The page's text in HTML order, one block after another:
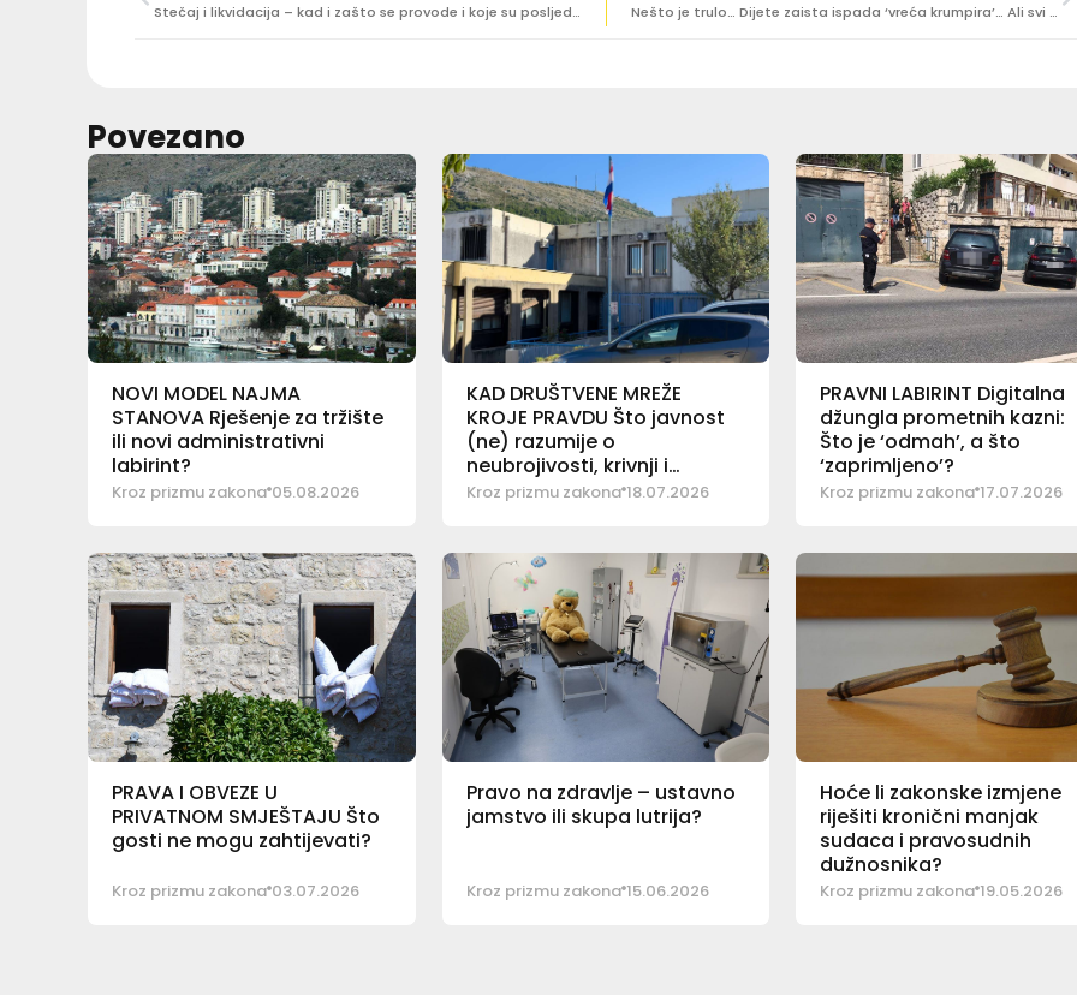
Stečaj i likvidacija – kad i zašto se provode i koje su posljedice? Nešto je trulo… Dijete zaista ispada ‘vreća krumpira’… Ali svi bi trebali ‘flaster na usta’?! I Severina i mediji
Povezano
NOVI MODEL NAJMA
STANOVA Rješenje za tržište
ili novi administrativni
labirint?
Kroz prizmu zakona 05.08.2026
KAD DRUŠTVENE MREŽE
KROJE PRAVDU Što javnost
(ne) razumije o
neubrojivosti, krivnji i
odvojenim postupcima?!
Kroz prizmu zakona 18.07.2026
PRAVNI LABIRINT Digitalna
džungla prometnih kazni:
Što je ‘odmah’, a što
‘zaprimljeno’?
Kroz prizmu zakona 17.07.2026
PRAVA I OBVEZE U
PRIVATNOM SMJEŠTAJU Što
gosti ne mogu zahtijevati?
Kroz prizmu zakona 03.07.2026
Pravo na zdravlje – ustavno
jamstvo ili skupa lutrija?
Kroz prizmu zakona 15.06.2026
Hoće li zakonske izmjene
riješiti kronični manjak
sudaca i pravosudnih
dužnosnika?
Kroz prizmu zakona 19.05.2026